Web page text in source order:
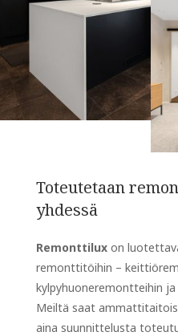
Toteutetaan
yhdessä
Remonttiluxon
remonttitöihin –
kylpyhuoneremontteihin
Meiltä saat
aina suunnittelusta